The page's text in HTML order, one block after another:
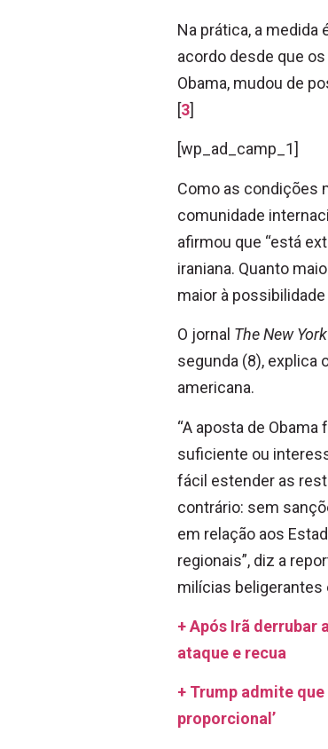
Na prática, a
acordo desde que
Obama, mudou de
[3]
[wp_ad_camp_1]
Como as condições
comunidade
afirmou que “está
iraniana. Quanto
maior à
O jornal The New
segunda (8), explica
americana.
“A aposta de
suficiente ou
fácil estender as
contrário: sem
em relação aos
regionais”, diz a
milícias beligerantes
+ Após Irã derrubar
ataque e recua
+ Trump admite
proporcional’